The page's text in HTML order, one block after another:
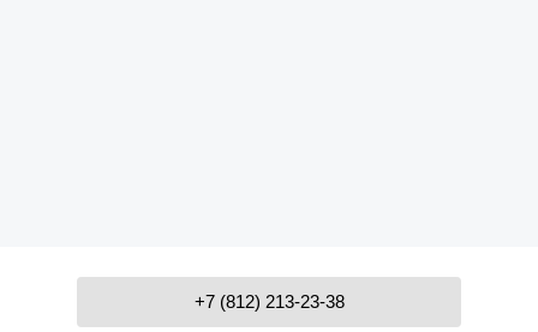
+7 (812) 213-23-38